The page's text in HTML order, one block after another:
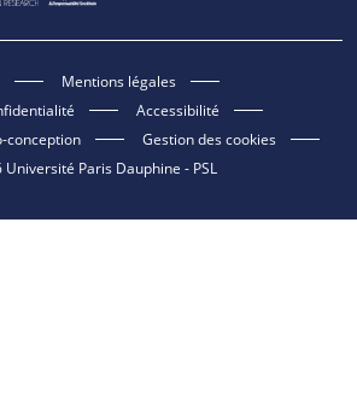
Mentions légales
Accessibilité
conception
Gestion des cookies
Paris Dauphine - PSL